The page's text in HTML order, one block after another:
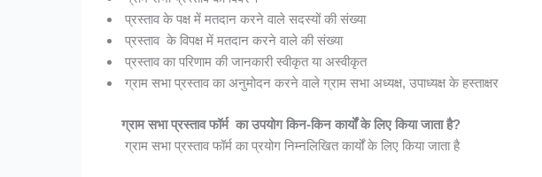
प्रस्ताव के पक्ष में मतदान करने वाले सदस्यों की संख्या
प्रस्ताव के विपक्ष में मतदान करने वाले की संख्या
प्रस्ताव का परिणाम की जानकारी स्वीकृत या अस्वीकृत
ग्राम सभा प्रस्ताव का अनुमोदन करने वाले ग्राम सभा अध्यक्ष, उपाध्यक्ष के हस्ताक्षर
ग्राम सभा प्रस्ताव फॉर्म का उपयोग किन-किन कार्यों के लिए किया जाता है?
ग्राम सभा प्रस्ताव फॉर्म का प्रयोग निम्नलिखित कार्यों के लिए किया जाता है